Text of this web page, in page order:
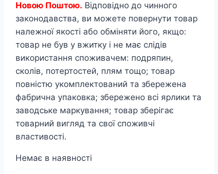
Новою Поштою. Відповідно до чинного
законодавства, ви можете повернути товар
належної якості або обміняти його, якщо:
товар не був у вжитку і не має слідів
використання споживачем: подряпин,
сколів, потертостей, плям тощо; товар
повністю укомплектований та збережена
фабрична упаковка; збережено всі ярлики та
заводське маркування; товар зберігає
товарний вигляд та свої споживчі
властивості.
Немає в наявності